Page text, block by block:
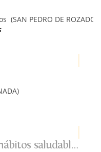
(SAN PEDRO DE
Promoción de hábitos saludables: Depende de ti